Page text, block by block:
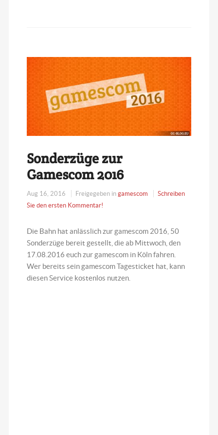
Sonderzüge zur
Gamescom 2016
Aug 16, 2016 Freigegeben in gamescom
Schreiben
Sie den ersten Kommentar!
Die Bahn hat anlässlich zur gamescom 2016, 50
Sonderzüge bereit gestellt, die ab Mittwoch, den
17.08.2016 euch zur gamescom in Köln fahren.
Wer bereits sein gamescom Tagesticket hat, kann
diesen Service kostenlos nutzen.